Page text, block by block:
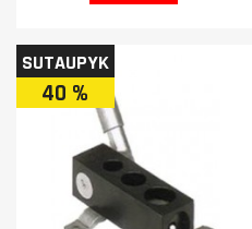
SUTAUPYK
40 %